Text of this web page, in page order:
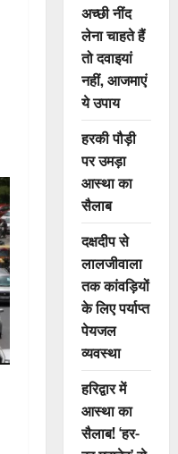
अच्छी नींद
लेना चाहते हैं
तो दवाइयां
नहीं, आजमाएं
ये उपाय
हरकी पौड़ी
पर उमड़ा
आस्था का
सैलाब
दक्षदीप से
लालजीवाला
तक कांवड़ियों
के लिए पर्याप्त
पेयजल
व्यवस्था
हरिद्वार में
आस्था का
सैलाब! ‘हर-